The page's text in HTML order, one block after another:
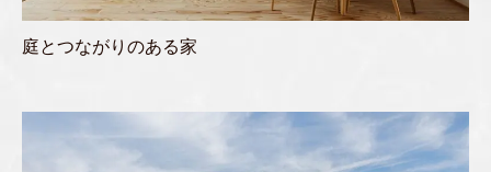
庭とつながりのある家